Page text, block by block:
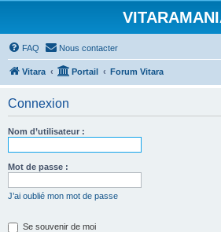
FAQ Nous contacter
Vitara Portail Forum Vitara
Connexion
Nom d’utilisateur :
Mot de passe :
J’ai oublié mon mot de passe
Se souvenir de moi